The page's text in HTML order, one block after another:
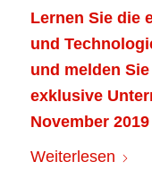
Lernen Sie die
und
und melden
exklusive
November 2019
Weiterlesen